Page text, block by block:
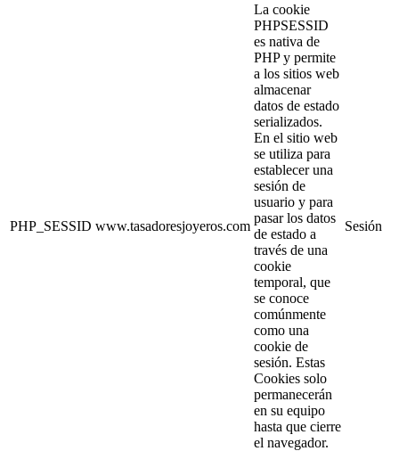
PHP_SESSID www.tasadoresjoyeros.com
La cookie
PHPSESSID
es nativa de
PHP y permite
a los sitios web
almacenar
datos de estado
serializados.
En el sitio web
se utiliza para
establecer una
sesión de
usuario y para
pasar los datos
de estado a
través de una
cookie
temporal, que
se conoce
comúnmente
como una
cookie de
sesión. Estas
Cookies solo
permanecerán
en su equipo
hasta que cierre
el navegador.
Sesión